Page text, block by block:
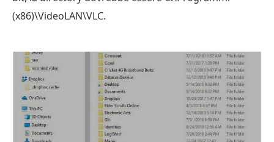
(x86)\VideoLAN\VLC.